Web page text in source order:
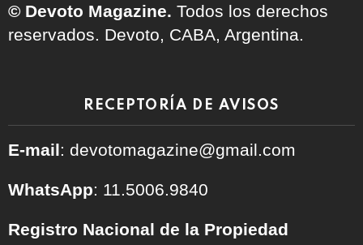
© Devoto Magazine. Todos los derechos
reservados. Devoto, CABA, Argentina.
RECEPTORÍA DE AVISOS
E-mail: devotomagazine@gmail.com
WhatsApp: 11.5006.9840
Registro Nacional de la Propiedad